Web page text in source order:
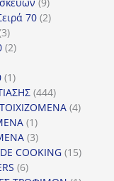
προϊόντα
70 22
33
προϊόντα
22
11
προϊόν444444
προϊόντα
44
11
προϊόν
33
προϊόντα
COOKING 1515
66